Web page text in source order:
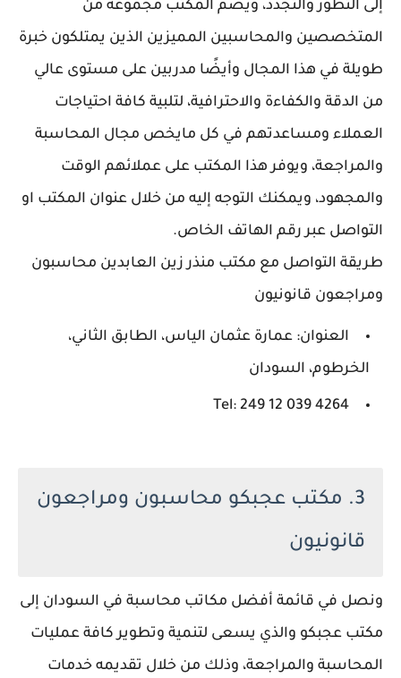
إلى التطور والتجدد، ويضم المكتب مجموعة من
المتخصصين والمحاسبين المميزين الذين يمتلكون خبرة
طويلة في هذا المجال وأيضًا مدربين على مستوى عالي
من الدقة والكفاءة والاحترافية، لتلبية كافة احتياجات
العملاء ومساعدتهم في كل مايخص مجال المحاسبة
والمراجعة، ويوفر هذا المكتب على عملائهم الوقت
والمجهود، ويمكنك التوجه إليه من خلال عنوان المكتب او
التواصل عبر رقم الهاتف الخاص.
طريقة التواصل مع مكتب منذر زين العابدين محاسبون
ومراجعون قانونيون
العنوان: عمارة عثمان الياس، الطابق الثاني،
الخرطوم، السودان
Tel: 249 12 039 4264
3. مكتب عجبكو محاسبون ومراجعون
قانونيون
ونصل في قائمة أفضل مكاتب محاسبة في السودان إلى
مكتب عجبكو والذي يسعى لتنمية وتطوير كافة عمليات
المحاسبة والمراجعة، وذلك من خلال تقديمه خدمات